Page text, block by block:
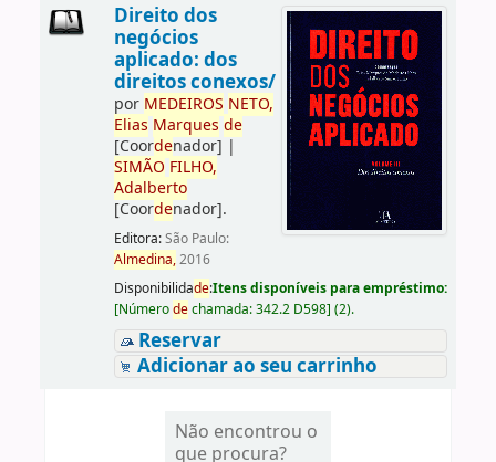
Direito dos
negócios
aplicado: dos
direitos conexos/
por MEDEIROS NETO,
Elias Marques de
[Coordenador] |
SIMÃO FILHO,
Adalberto
[Coordenador].
Editora:São Paulo:
Almedina,2016
Disponibilidade:Itens disponíveis para empréstimo:
[Númerodechamada:342.2 D598] (2).
Reservar
Adicionar ao seu carrinho
Não encontrou o
que procura?